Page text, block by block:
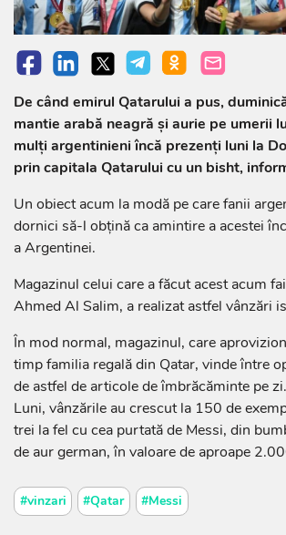
De când emirul Qatarului a pus,
mantie arabă neagră şi aurie pe umerii
mulţi argentinieni încă prezenţi luni la
prin capitala Qatarului cu un bisht,
Un obiect acum la modă pe care fanii
dornici să-l obţină ca amintire a acestei
a Argentinei.
Magazinul celui care a făcut acest acum
Ahmed Al Salim, a realizat astfel vânzări
În mod normal, magazinul, care
timp familia regală din Qatar, vinde între
de astfel de articole de îmbrăcăminte pe zi.
Luni, vânzările au crescut la 150 de
trei la fel cu cea purtată de Messi, din
de aur german, în valoare de aproape
#vinzari #Qatar #Messi